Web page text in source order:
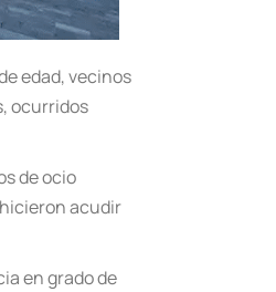
edad, vecinos
ocurridos
de ocio
acudir
en grado de